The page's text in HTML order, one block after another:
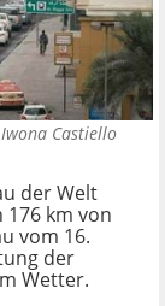
Castiello
der Welt
km von
vom 16.
der
Wetter.